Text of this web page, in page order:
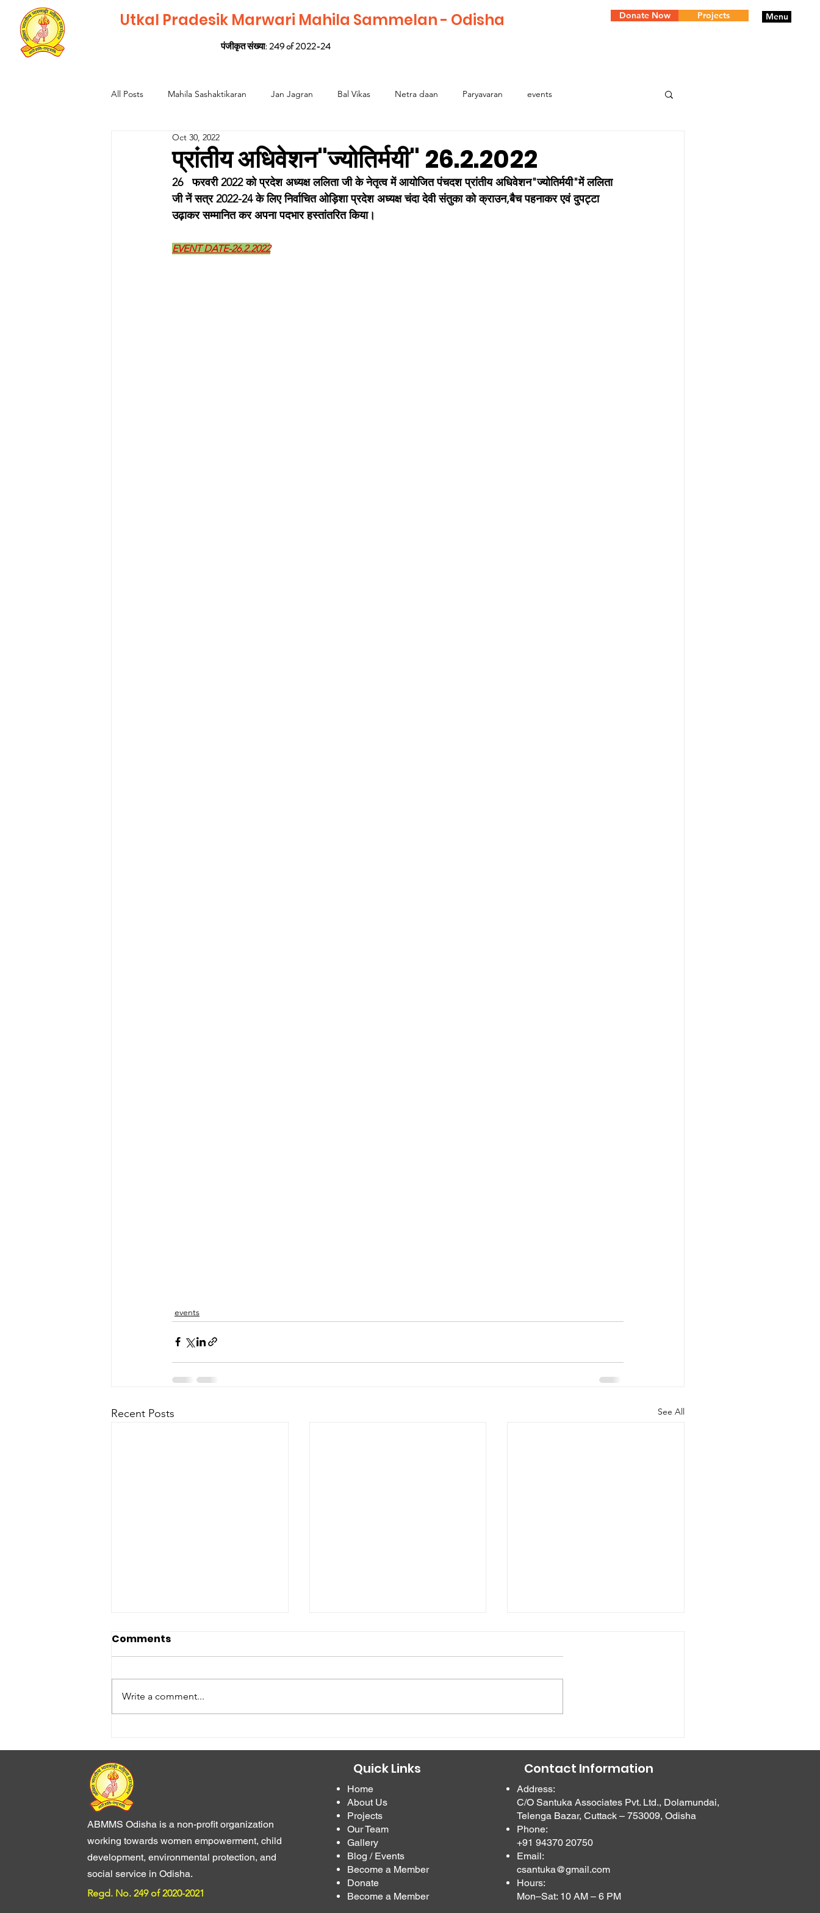
पंजीकृत संख्या: 249 of 2022-24
Donate Now Projects Menu
Utkal Pradesik Marwari Mahila Sammelan - Odisha
All Posts Mahila Sashaktikaran Jan Jagran Bal Vikas Netra daan Paryavaran events
प्रांतीय अधिवेशन"ज्योतिर्मयी" 26.2.2022
Oct 30, 2022
26   फरवरी 2022 को प्रदेश अध्यक्ष ललिता जी के नेतृत्व में आयोजित पंचदश प्रांतीय अधिवेशन"ज्योतिर्मयी"में ललिता
जी नें सत्र 2022-24 के लिए निर्वाचित ओड़िशा प्रदेश अध्यक्ष चंदा देवी संतुका को क्राउन,बैच पहनाकर एवं दुपट्टा
उढ़ाकर सम्मानित कर अपना पदभार हस्तांतरित किया।
EVENT DATE-26.2.2022
events
Recent Posts See All
"डनहाररका"
सेतु"का डवमोचन
Comments
Write a comment...
ABMMS Odisha is a non-profit organization
working towards women empowerment, child
development, environmental protection, and
social service in Odisha.
Regd. No. 249 of 2020-2021
Quick Links
Home
About Us
Projects
Our Team
Gallery
Blog / Events
Become a Member
Donate
Become a Member
Contact Information
Address:
C/O Santuka Associates Pvt. Ltd., Dolamundai,
Telenga Bazar, Cuttack – 753009, Odisha
Phone:
+91 94370 20750
Email:
csantuka@gmail.com
Hours:
Mon–Sat: 10 AM – 6 PM